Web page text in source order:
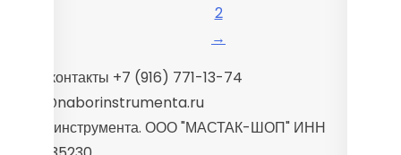
2
→
Наши контакты +7 (916) 771-13-74
sales@naborinstrumenta.ru
Набор инструмента. ООО "МАСТАК-ШОП" ИНН